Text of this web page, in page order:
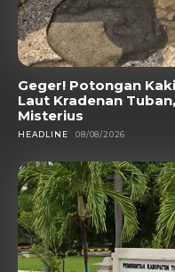
Geger! Potongan
Laut Kradenan
Misterius
HEADLINE 08/08/2026